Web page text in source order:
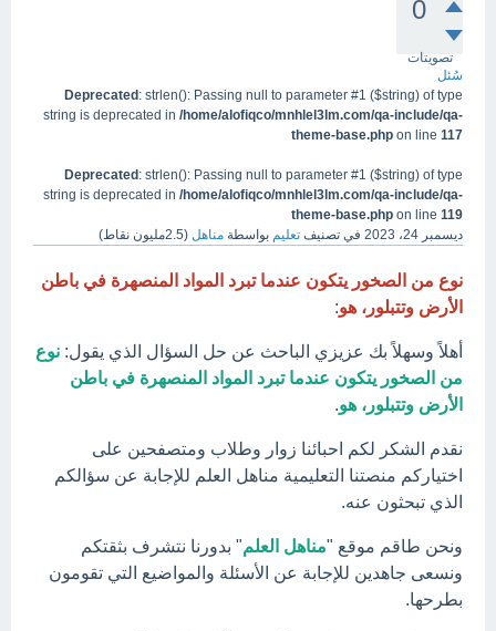
0
تصويتات
سُئل
Deprecated : strlen(): Passing null to parameter #1 ($string) of type
string is deprecated in /home/alofiqco/mnhlel3lm.com/qa-include/qa-
theme-base.php on line 117
Deprecated : strlen(): Passing null to parameter #1 ($string) of type
string is deprecated in /home/alofiqco/mnhlel3lm.com/qa-include/qa-
theme-base.php on line 119
ديسمبر 24، 2023
في تصنيف تعليم بواسطة مناهل (2.5مليون نقاط)
نوع من الصخور يتكون عندما تبرد المواد المنصهرة في باطن
الأرض وتتبلور، هو:
أهلاً وسهلاً بك عزيزي الباحث عن حل السؤال الذي يقول: نوع
من الصخور يتكون عندما تبرد المواد المنصهرة في باطن
الأرض وتتبلور، هو.
نقدم الشكر لكم احبائنا زوار وطلاب ومتصفحين على
اختياركم منصتنا التعليمية مناهل العلم للإجابة عن سؤالكم
الذي تبحثون عنه.
ونحن طاقم موقع "مناهل العلم" بدورنا نتشرف بثقتكم
ونسعى جاهدين للإجابة عن الأسئلة والمواضيع التي تقومون
بطرحها.